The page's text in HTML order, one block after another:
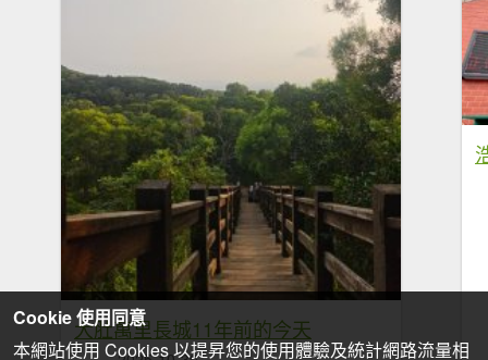
大肚萬里長城11年前的今天
Cookie 使用同意
本網站使用 Cookies 以提昇您的使用體驗及統計網路流量相